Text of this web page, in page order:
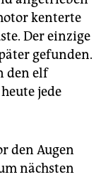
kenterte
Der einzige
gefunden.
den elf
jede
den Augen
nächsten